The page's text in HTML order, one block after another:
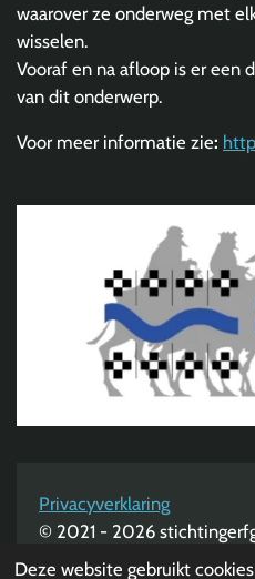
Deze website gebruikt
waarover ze onderweg met
wisselen.
Vooraf en na afloop is er een
van dit onderwerp.
Voor meer informatie zie:
Privacyverklaring
© 2021 - 2026
Powered by JouwWeb